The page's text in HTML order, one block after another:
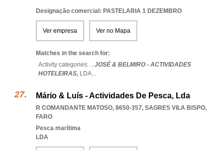
Designação comercial: PASTELARIA 1 DEZEMBRO
Ver empresa Ver no Mapa
Matches in the search for:
Activity categories: ...JOSÉ & BELMIRO - ACTIVIDADES
HOTELEIRAS, LDA...
Mário & Luís - Actividades De Pesca, Lda
R COMANDANTE MATOSO, 8650-357, SAGRES VILA BISPO,
FARO
Pesca marítima
LDA